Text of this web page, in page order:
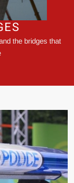
the bridges that